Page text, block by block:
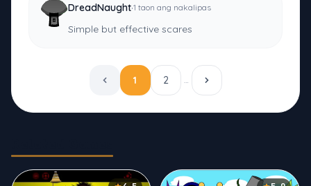
DreadNaught·1 taon ang nakalipas
Simple but effective scares
1 2 …